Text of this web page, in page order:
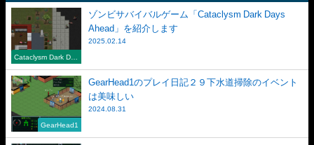
Cataclysm Dark Day
s Ahead
ゾンビサバイバルゲーム「Cataclysm Dark Days
Ahead」を紹介します
2025.02.14
GearHead1
GearHead1のプレイ日記２９下水道掃除のイベント
は美味しい
2024.08.31